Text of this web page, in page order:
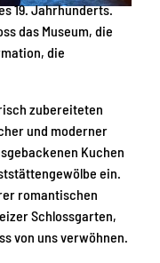
19. Jahrhunderts.
das Museum, die
die
zubereiteten
und moderner
Kuchen
ein.
romantischen
Schlossgarten,
von uns verwöhnen.